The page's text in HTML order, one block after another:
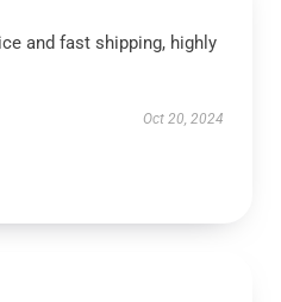
and fast shipping, highly
Oct 20, 2024